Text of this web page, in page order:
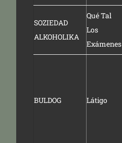
SOZIEDAD
ALKOHOLIKA
Qué Tal
Los
Exámenes
BULDOG Látigo